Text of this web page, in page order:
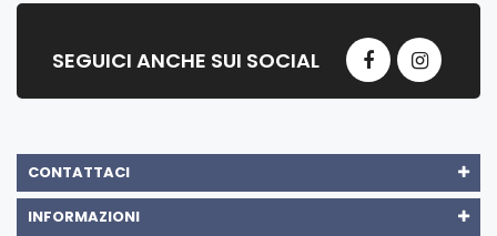
SEGUICI ANCHE SUI SOCIAL
CONTATTACI
INFORMAZIONI